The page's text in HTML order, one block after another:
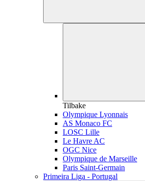
Tilbake
Olympique Lyonnais
AS Monaco FC
LOSC Lille
Le Havre AC
OGC Nice
Olympique de Marseille
Paris Saint-Germain
Primeira Liga - Portugal